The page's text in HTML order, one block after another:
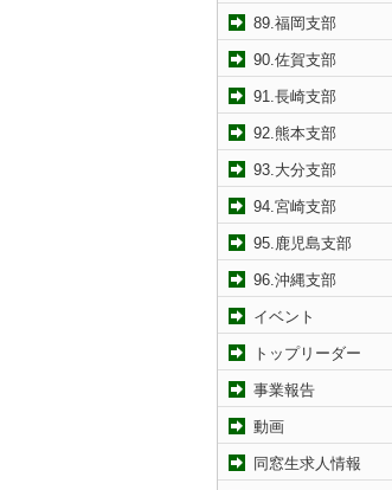
89.福岡支部
90.佐賀支部
91.長崎支部
92.熊本支部
93.大分支部
94.宮崎支部
95.鹿児島支部
96.沖縄支部
イベント
トップリーダー
事業報告
動画
同窓生求人情報